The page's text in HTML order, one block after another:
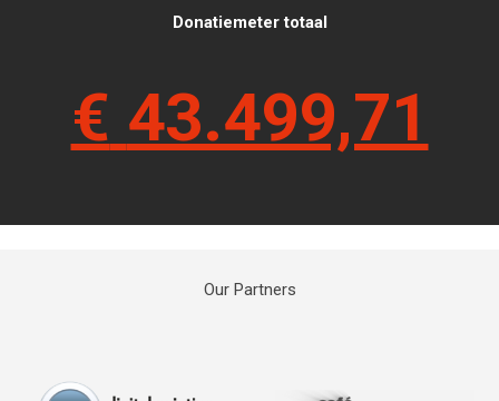
Donatiemeter totaal
€ 43.499,71
Our Partners